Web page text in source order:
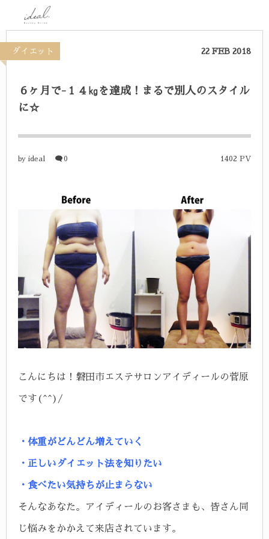
ダイエット 22 FEB 2018
６ヶ月で-１４㎏を達成！まるで別人のスタイル
に☆
by ideal 0 1402 PV
こんにちは！ 磐田市エステサロンアイディールの菅原
です(^^)/
・体重がどんどん増えていく
・正しいダイエット法を知りたい
・食べたい気持ちが止まらない
そんなあなた。 アイディールのお客さまも、皆さん同
じ悩みをかかえて来店されています。